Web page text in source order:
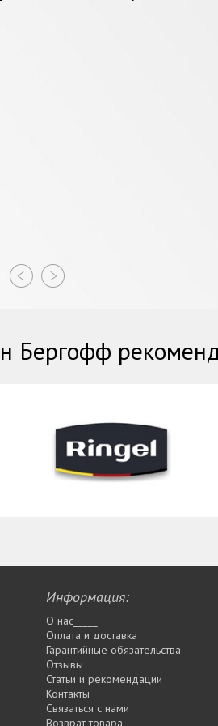
Бергофф
Информация:
О нас_____
Оплата и доставка
Гарантийные обязательства
Отзывы
Статьи и рекомендации
Контакты
Связаться с нами
Возврат товара